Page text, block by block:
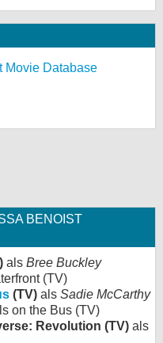
Movie Database
BENOIST
als Bree Buckley
(TV)
(TV) als Sadie McCarthy
on the Bus (TV)
Revolution (TV) als